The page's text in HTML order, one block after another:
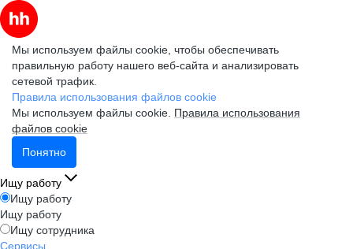
Мы используем файлы cookie, чтобы обеспечивать
правильную работу нашего веб-сайта и анализировать
сетевой трафик.
Правила использования файлов cookie
Мы используем файлы cookie. Правила использования
файлов cookie
Понятно
Ищу работу
Ищу работу
Ищу работу
Ищу сотрудника
Сервисы